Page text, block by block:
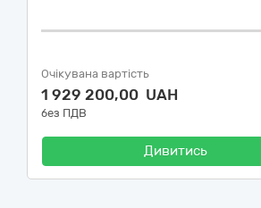
Очікувана вартість
1 929 200,00 UAH
без ПДВ
Дивитись